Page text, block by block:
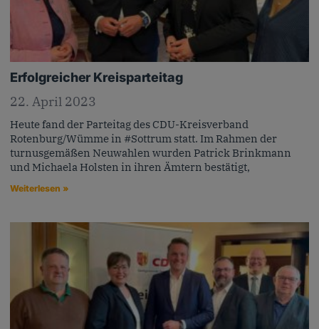
Erfolgreicher Kreisparteitag
22. April 2023
Heute fand der Parteitag des CDU-Kreisverband
Rotenburg/Wümme in #Sottrum statt. Im Rahmen der
turnusgemäßen Neuwahlen wurden Patrick Brinkmann
und Michaela Holsten in ihren Ämtern bestätigt,
Weiterlesen »